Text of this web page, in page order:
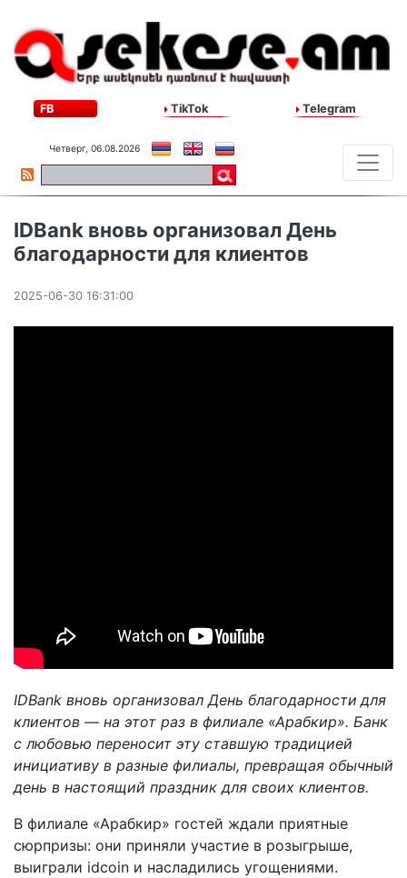
FB TikTok Telegram
Четверг, 06.08.2026
IDBank вновь организовал День
благодарности для клиентов
2025-06-30 16:31:00
IDBank вновь организовал День благодарности для
клиентов — на этот раз в филиале «Арабкир». Банк
с любовью переносит эту ставшую традицией
инициативу в разные филиалы, превращая обычный
день в настоящий праздник для своих клиентов.
В филиале «Арабкир» гостей ждали приятные
сюрпризы: они приняли участие в розыгрыше,
выиграли idcoin и насладились угощениями.